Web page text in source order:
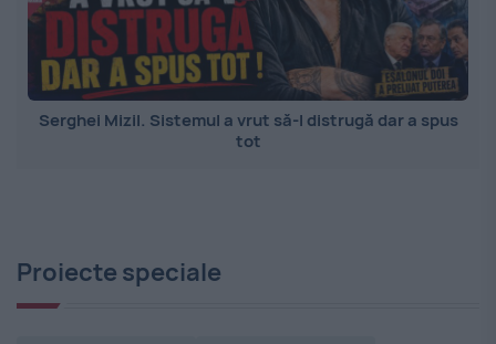
Serghei Mizil. Sistemul a vrut să-l distrugă dar a spus
tot
Proiecte speciale